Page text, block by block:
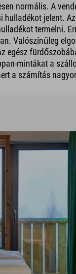
normális. A
hulladékot jelent.
termelni.
Valószínűleg
egész
mintákat a
a számítás